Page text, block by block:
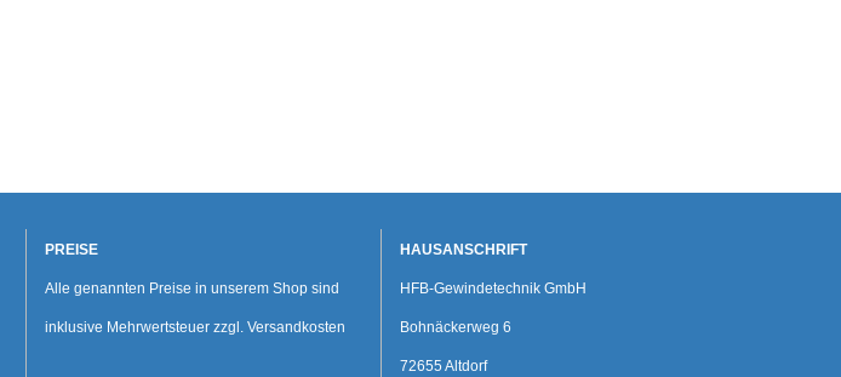
PREISE
Alle genannten Preise in unserem Shop sind
inklusive Mehrwertsteuer zzgl. Versandkosten
HAUSANSCHRIFT
HFB-Gewindetechnik GmbH
Bohnäckerweg 6
72655 Altdorf